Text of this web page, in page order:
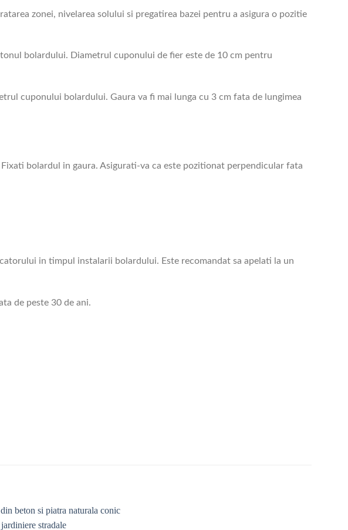
zonei, nivelarea solului si pregatirea bazei pentru a asigura o pozitie
bolardului. Diametrul cuponului de fier este de 10 cm pentru
cuponului bolardului. Gaura va fi mai lunga cu 3 cm fata de lungimea
bolardul in gaura. Asigurati-va ca este pozitionat perpendicular fata
in timpul instalarii bolardului. Este recomandat sa apelati la un
de peste 30 de ani.